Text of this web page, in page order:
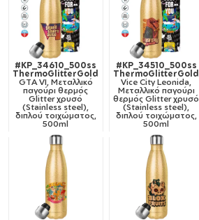
#KP_34610_500ss
ThermoGlitterGold
GTA VI, Μεταλλικό
παγούρι θερμός
Glitter χρυσό
(Stainless steel),
διπλού τοιχώματος,
500ml
#KP_34510_500ss
ThermoGlitterGold
Vice City Leonida,
Μεταλλικό παγούρι
θερμός Glitter χρυσό
(Stainless steel),
διπλού τοιχώματος,
500ml